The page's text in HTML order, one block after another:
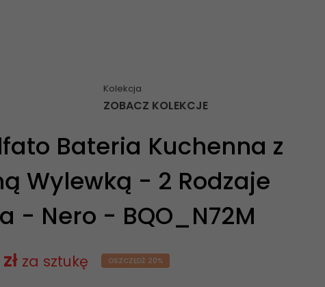
Kolekcja
ZOBACZ KOLEKCJE
Bateria Kuchenna z
Wylewką - 2 Rodzaje
- Nero - BQO_N72M
za sztukę OSZCZĘDŹ 20%